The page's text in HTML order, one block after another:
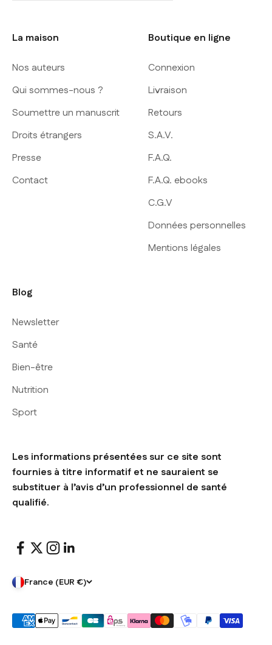
La maison
Nos auteurs
Qui sommes-nous ?
Soumettre un manuscrit
Droits étrangers
Presse
Contact
Boutique en ligne
Connexion
Livraison
Retours
S.A.V.
F.A.Q.
F.A.Q. ebooks
C.G.V
Données personnelles
Mentions légales
Blog
Newsletter
Santé
Bien-être
Nutrition
Sport
Les informations présentées sur ce site sont
fournies à titre informatif et ne sauraient se
substituer à l’avis d’un professionnel de santé
qualifié.
France (EUR €)